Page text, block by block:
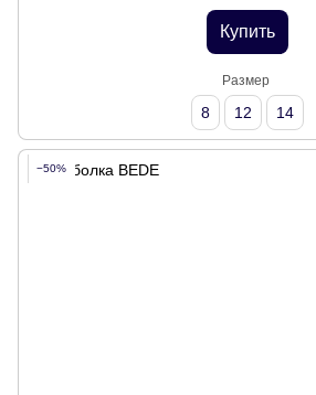
Купить
Размер
8 12 14
−50%